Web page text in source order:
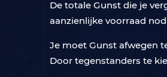
De totale Gunst die je
aanzienlijke voorraad
Je moet Gunst afwegen
Door tegenstanders te